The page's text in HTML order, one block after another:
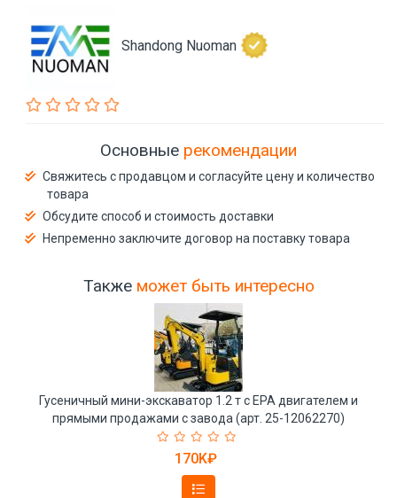
Shandong Nuoman
Основные рекомендации
Свяжитесь с продавцом и согласуйте цену и количество
товара
Обсудите способ и стоимость доставки
Непременно заключите договор на поставку товара
Также может быть интересно
Гусеничный мини-экскаватор 1.2 т с EPA двигателем и
прямыми продажами с завода (арт. 25-12062270)
170K₽